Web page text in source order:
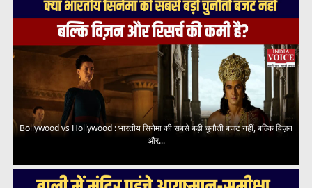
Bollywood vs Hollywood : भारतीय सिनेमा की सबसे बड़ी चुनौती बजट नहीं, बल्कि विज़न
और...